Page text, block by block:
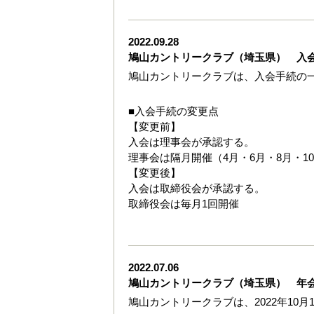
2022.09.28
鳩山カントリークラブ（埼玉県） 入
鳩山カントリークラブは、入会手続の
■入会手続の変更点
【変更前】
入会は理事会が承認する。
理事会は隔月開催（4月・6月・8月・
【変更後】
入会は取締役会が承認する。
取締役会は毎月1回開催
2022.07.06
鳩山カントリークラブ（埼玉県） 年
鳩山カントリークラブは、2022年10月